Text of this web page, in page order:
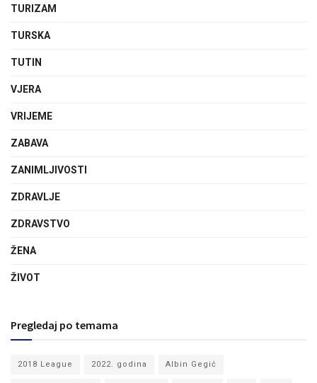
TURIZAM
TURSKA
TUTIN
VJERA
VRIJEME
ZABAVA
ZANIMLJIVOSTI
ZDRAVLJE
ZDRAVSTVO
ŽENA
ŽIVOT
Pregledaj po temama
2018 League 2022. godina Albin Gegić